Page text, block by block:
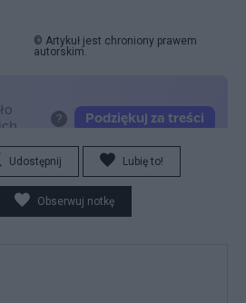
© Artykuł jest chroniony prawem
autorskim.
Udostępnij Lubię to!
Obserwuj notkę